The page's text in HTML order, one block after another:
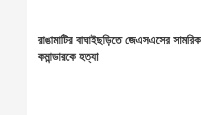
রাঙামাটির বাঘাইছড়িতে জেএসএসের সামরিক
কমান্ডারকে হত্যা